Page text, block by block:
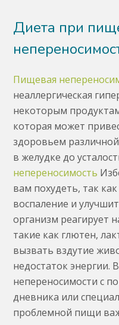
Диета при
Пищевая
неаллергическая
некоторым
которая может
здоровьем
в желудке до
непереносимость
вам похудеть, так
воспаление и
организм реагирует
такие как глютен,
вызвать вздутие
недостаток
непереносимости с
дневника или
проблемной пищи